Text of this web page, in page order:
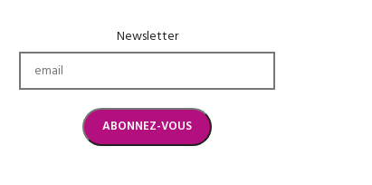
Newsletter